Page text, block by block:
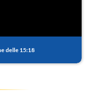
delle 15:18